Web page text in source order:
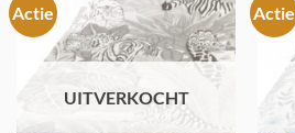
Actie
Toevoegen
aan
verlanglijst
UITVERKOCHT
Actie